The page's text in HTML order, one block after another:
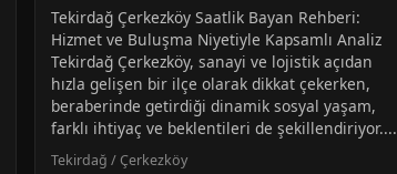
Tekirdağ Çerkezköy Saatlik Bayan Rehberi:
Hizmet ve Buluşma Niyetiyle Kapsamlı Analiz
Tekirdağ Çerkezköy, sanayi ve lojistik açıdan
hızla gelişen bir ilçe olarak dikkat çekerken,
beraberinde getirdiği dinamik sosyal yaşam,
farklı ihtiyaç ve beklentileri de şekillendiriyor....
Tekirdağ / Çerkezköy